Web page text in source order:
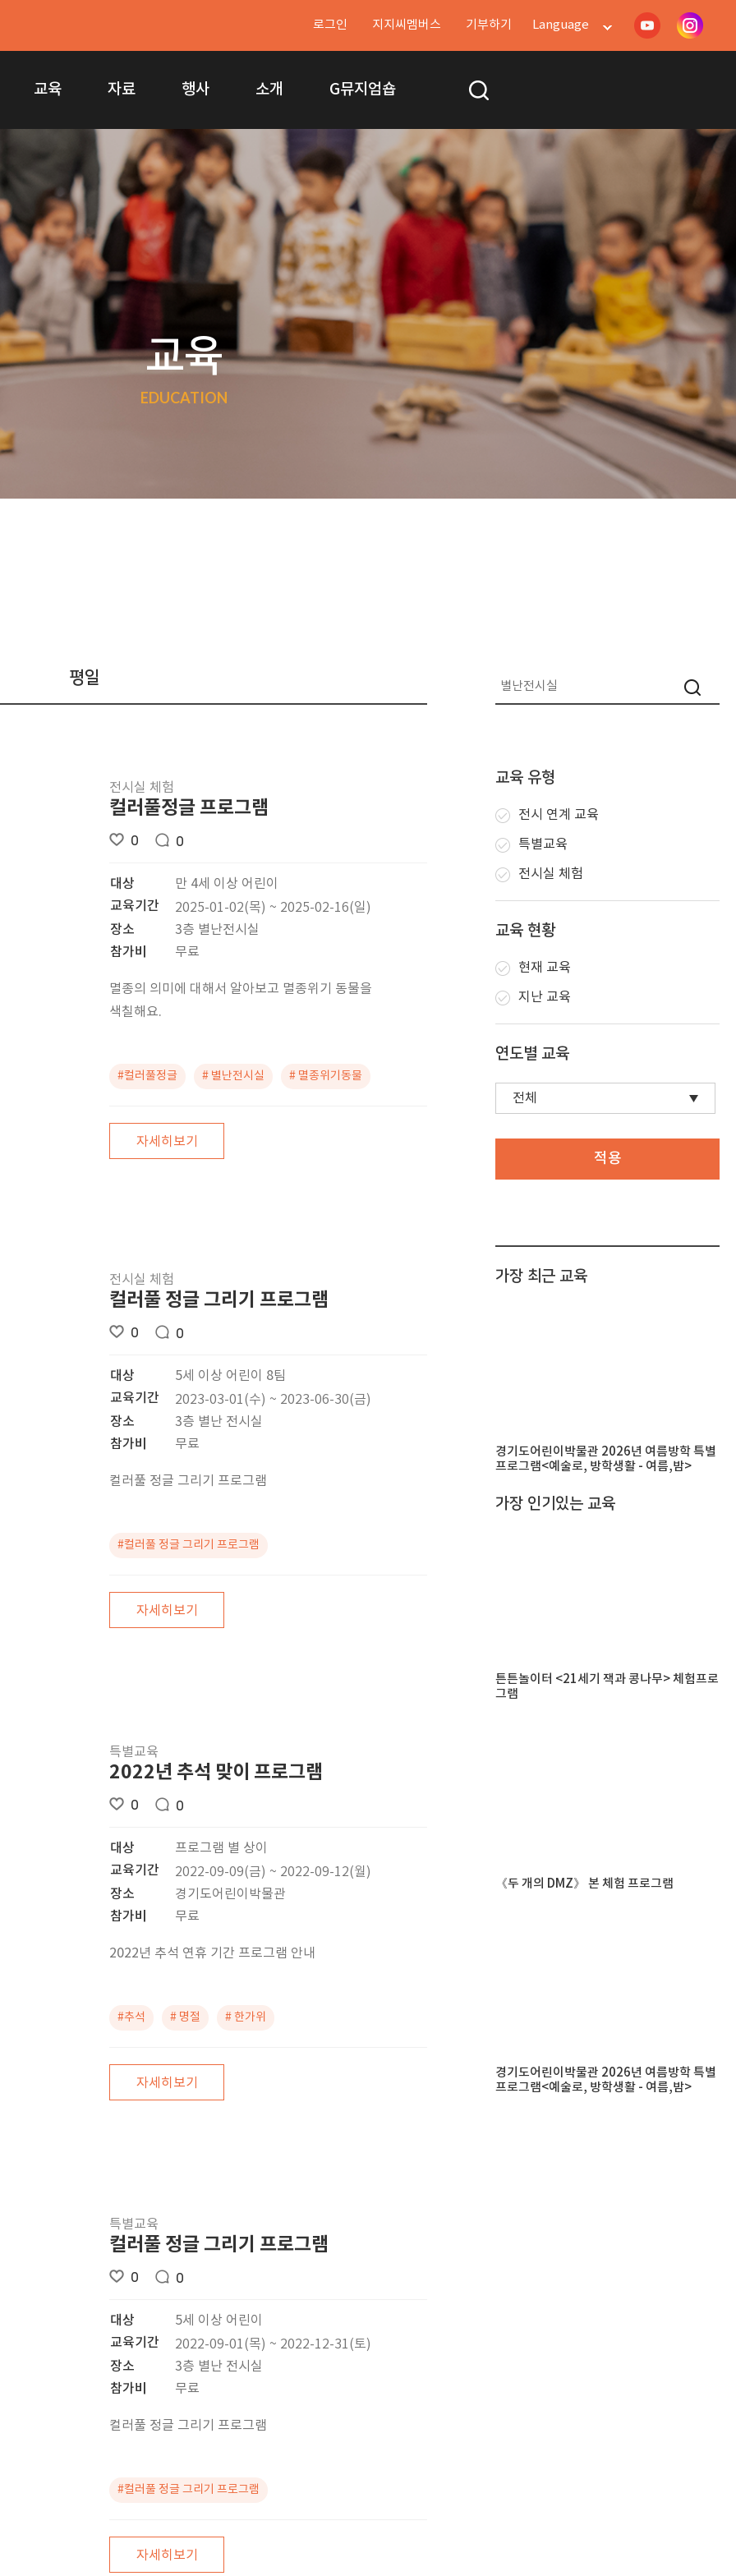
로그인 지지씨멤버스 기부하기 Language
교육 자료 행사 소개 G뮤지엄숍
교육
EDUCATION
평일
전시실 체험
컬러풀정글 프로그램
0 0
대상
만 4세 이상 어린이
교육기간
2025-01-02(목) ~ 2025-02-16(일)
장소
3층 별난전시실
참가비
무료
멸종의 의미에 대해서 알아보고 멸종위기 동물을
색칠해요.
#컬러풀정글 # 별난전시실 # 멸종위기동물
자세히보기
전시실 체험
컬러풀 정글 그리기 프로그램
0 0
대상
5세 이상 어린이 8팀
교육기간
2023-03-01(수) ~ 2023-06-30(금)
장소
3층 별난 전시실
참가비
무료
컬러풀 정글 그리기 프로그램
#컬러풀 정글 그리기 프로그램
자세히보기
특별교육
2022년 추석 맞이 프로그램
0 0
대상
프로그램 별 상이
교육기간
2022-09-09(금) ~ 2022-09-12(월)
장소
경기도어린이박물관
참가비
무료
2022년 추석 연휴 기간 프로그램 안내
#추석 # 명절 # 한가위
자세히보기
특별교육
컬러풀 정글 그리기 프로그램
0 0
대상
5세 이상 어린이
교육기간
2022-09-01(목) ~ 2022-12-31(토)
장소
3층 별난 전시실
참가비
무료
컬러풀 정글 그리기 프로그램
#컬러풀 정글 그리기 프로그램
자세히보기
교육 유형
전시 연계 교육
특별교육
전시실 체험
교육 현황
현재 교육
지난 교육
연도별 교육
적용
가장 최근 교육
경기도어린이박물관 2026년 여름방학 특별
프로그램<예술로, 방학생활 - 여름,밤>
가장 인기있는 교육
튼튼놀이터 <21세기 잭과 콩나무> 체험프로
그램
《두 개의 DMZ》 본 체험 프로그램
경기도어린이박물관 2026년 여름방학 특별
프로그램<예술로, 방학생활 - 여름,밤>